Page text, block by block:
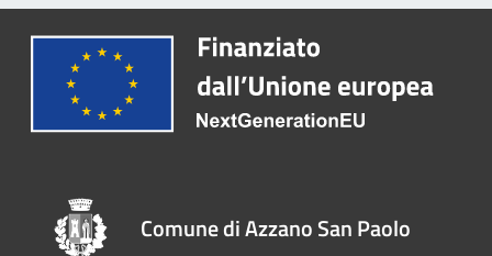
Comune di Azzano San Paolo